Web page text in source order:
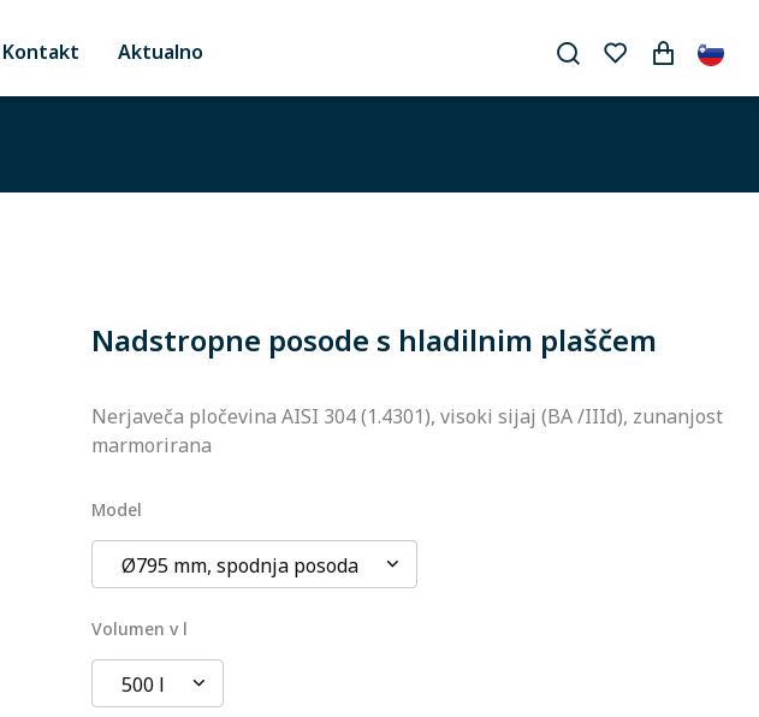
Kontakt Aktualno
Nadstropne posode s hladilnim plaščem
Nerjaveča pločevina AISI 304 (1.4301), visoki sijaj (BA /IIId), zunanjost
marmorirana
Model
Ø795 mm, spodnja posoda
Volumen v l
500 l